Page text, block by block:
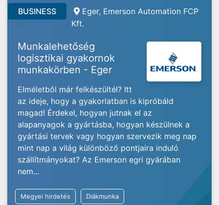
BUSINESS
Eger, Emerson Automation FCP
Kft.
Munkalehetőség
logisztikai gyakornok
munkakörben - Eger
Elméletből már felkészültél? Itt
az ideje, hogy a gyakorlatban is kipróbáld
magad! Érdekel, hogyan jutnak el az
alapanyagok a gyártásba, hogyan készülnek a
gyártási tervek vagy hogyan szervezik meg nap
mint nap a világ különböző pontjaira induló
szállítmányokat? Az Emerson egri gyárában
nem...
Megyei hirdetés Diákmunka